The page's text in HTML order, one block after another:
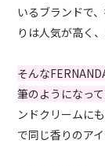
いるブランドで
りは人気が高く
そんな
筆のようになっ
ンドクリームに
で同じ香りのア